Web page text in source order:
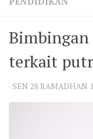
terkait
· SEN 28 RAMADHAN